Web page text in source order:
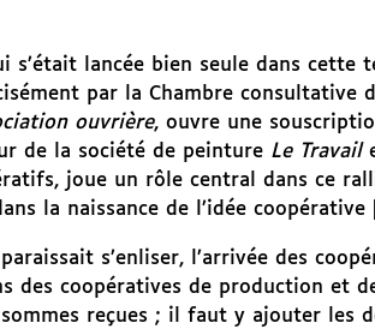
s’était lancée bien seule dans cette
par la Chambre consultative
ouvrière, ouvre une
de la société de peinture Le Travail
joue un rôle central dans ce
la naissance de l’idée coopérative[
s’enliser, l’arrivée des
des coopératives de production et
reçues ; il faut y ajouter les